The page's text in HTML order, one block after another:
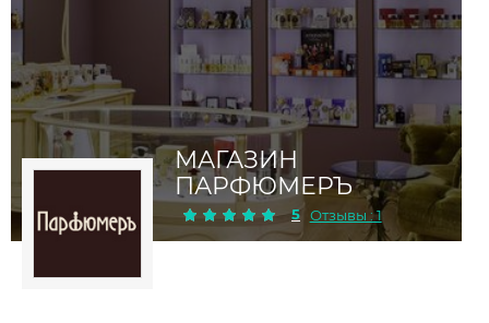
МАГАЗИН
ПАРФЮМЕРЪ
5 Отзывы : 1